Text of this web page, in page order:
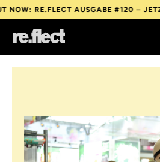
RE.FLECT AUSGABE #120 – JETZT
RE.FLECT AUSGABE #120 – JETZT